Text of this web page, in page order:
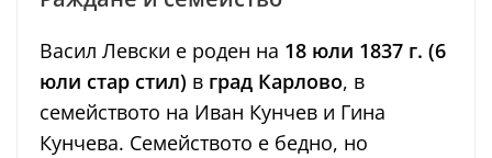
Васил Левски е роден на 18 юли 1837 г. (6
юли стар стил) в град Карлово, в
семейството на Иван Кунчев и Гина
Кунчева. Семейството е бедно, но